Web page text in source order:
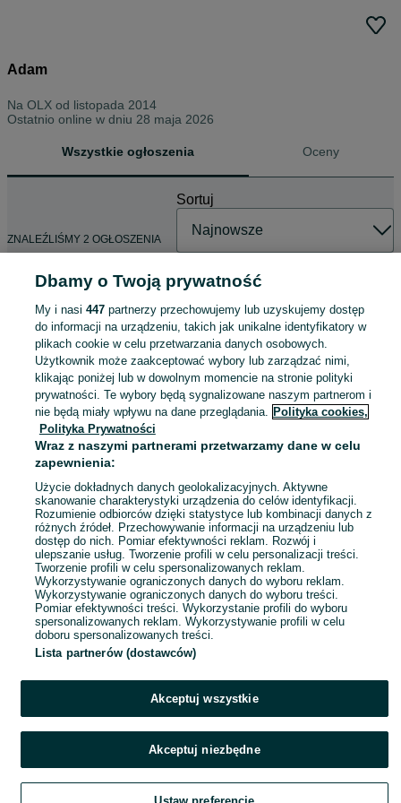
Adam
Na OLX od listopada 2014
Ostatnio online w dniu 28 maja 2026
Wszystkie ogłoszenia Oceny
ZNALEŹLIŚMY 2 OGŁOSZENIA
Sortuj
Przyczepka Peg Perego JOHN
DEERE
190 zł
202,73 zł z Pakietem Ochronnym
Gniewczyna Tryniecka
08 lipca 2026
toys z ładowaczem
1 200 zł
Gniewczyna Tryniecka
08 lipca 2026
Dbamy o Twoją prywatność
My i nasi 447partnerzy przechowujemy lub uzyskujemy dostęp
do informacji na urządzeniu, takich jak unikalne identyfikatory w
plikach cookie w celu przetwarzania danych osobowych.
Użytkownik może zaakceptować wybory lub zarządzać nimi,
klikając poniżej lub w dowolnym momencie na stronie polityki
prywatności. Te wybory będą sygnalizowane naszym partnerom i
nie będą miały wpływu na dane przeglądania. Polityka cookies,
Polityka Prywatności
Wraz z naszymi partnerami przetwarzamy dane w celu
zapewnienia:
Użycie dokładnych danych geolokalizacyjnych. Aktywne
skanowanie charakterystyki urządzenia do celów identyfikacji.
Rozumienie odbiorców dzięki statystyce lub kombinacji danych z
różnych źródeł. Przechowywanie informacji na urządzeniu lub
dostęp do nich. Pomiar efektywności reklam. Rozwój i
ulepszanie usług. Tworzenie profili w celu personalizacji treści.
Tworzenie profili w celu spersonalizowanych reklam.
Wykorzystywanie ograniczonych danych do wyboru reklam.
Wykorzystywanie ograniczonych danych do wyboru treści.
Pomiar efektywności treści. Wykorzystanie profili do wyboru
spersonalizowanych reklam. Wykorzystywanie profili w celu
doboru spersonalizowanych treści.
Lista partnerów (dostawców)
Akceptuj wszystkie
Akceptuj niezbędne